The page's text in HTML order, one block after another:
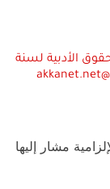
بند 27 أ لقانون الحقوق الأدبية لسنة
مشار إليها